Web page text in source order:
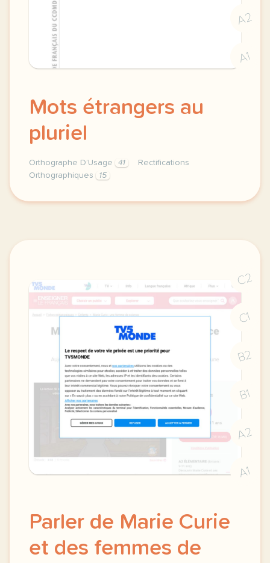
A2
A1
Mots étrangers au
pluriel
Orthographe D’Usage 41
Rectifications
Orthographiques
15
mots etrangers orthographe au pluriel
C2
C1
B2
B1
A2
A1
Parler de Marie Curie
et des femmes de